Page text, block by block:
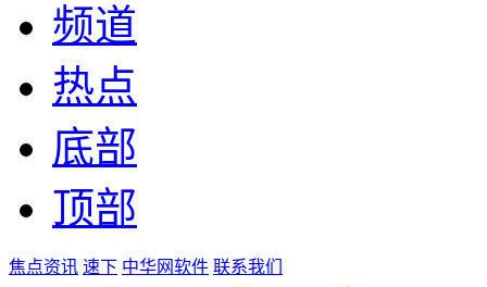
频道
热点
底部
顶部
焦点资讯 速下 中华网软件 联系我们